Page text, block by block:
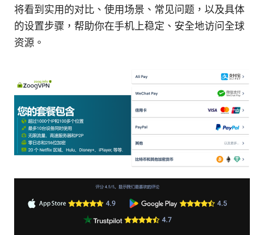
将看到实用的对比、使用场景、常见问题，以及具体
的设置步骤，帮助你在手机上稳定、安全地访问全球
资源。